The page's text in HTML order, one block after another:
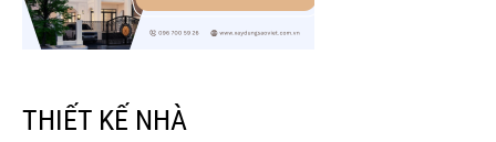
THIẾT KẾ NHÀ